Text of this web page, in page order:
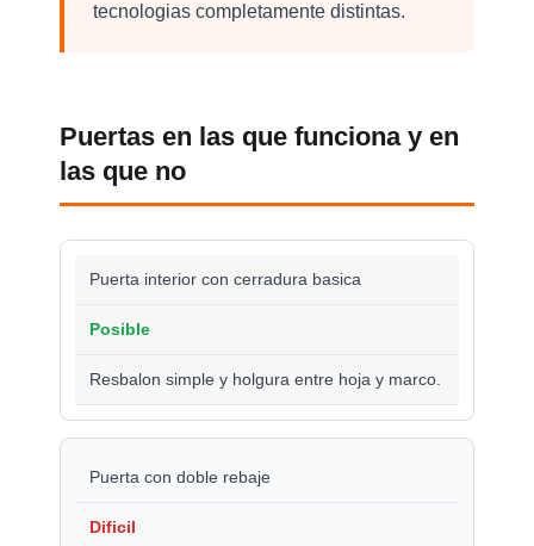
tecnologias completamente distintas.
Puertas en las que funciona y en
las que no
Puerta interior con cerradura basica
Posible
Resbalon simple y holgura entre hoja y marco.
Puerta con doble rebaje
Dificil